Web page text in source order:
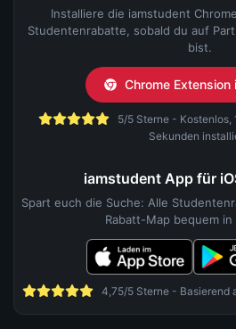
Installiere die iamstudent
Studentenrabatte, sobald du auf
bist.
Chrome Extension
5/5 Sterne - Kostenlos,
Sekunden
iamstudent App für
Spart euch die Suche: Alle
Rabatt-Map bequem in
4,75/5 Sterne - Basierend